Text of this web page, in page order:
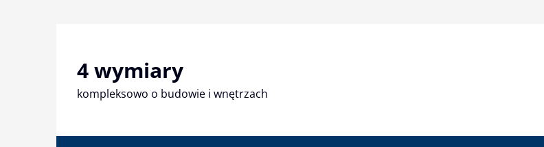
4 wymiary
kompleksowo o budowie i wnętrzach